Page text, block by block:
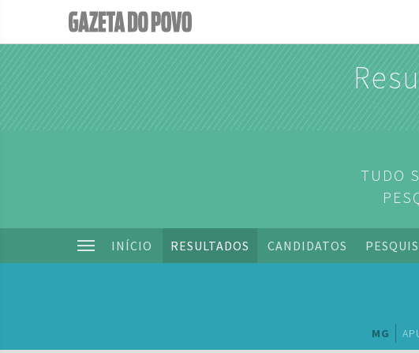
TUDO
INÍCIO RESULTADOS CANDIDATOS
MG